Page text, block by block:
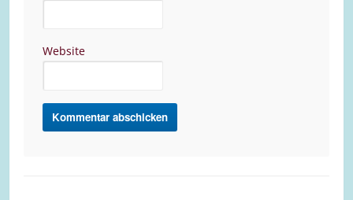
Website